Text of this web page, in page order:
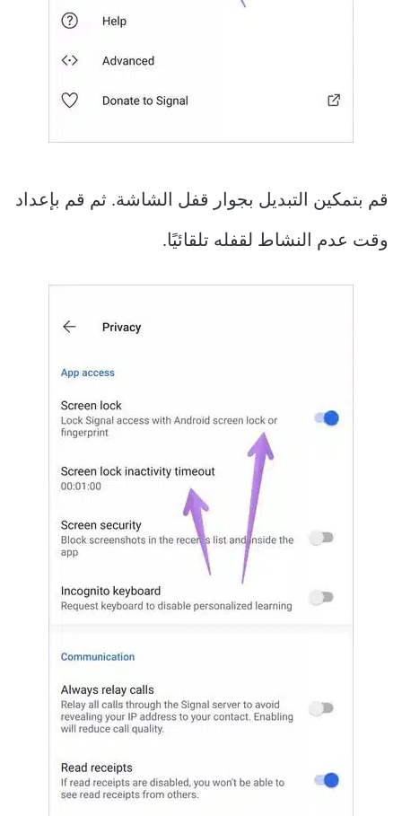
قم بتمكين التبديل بجوار قفل الشاشة. ثم قم بإعداد
وقت عدم النشاط لقفله تلقائيًا.